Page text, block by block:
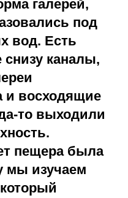
галерей,
под
вод. Есть
каналы,
и восходящие
то выходили
пещера была
мы изучаем